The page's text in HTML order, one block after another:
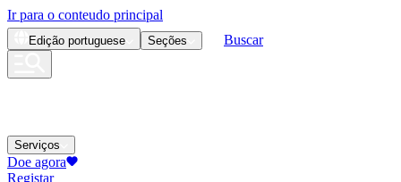
Ir para o conteudo principal
Edição portuguese Seções Buscar
Serviços
Doe agora
Registar